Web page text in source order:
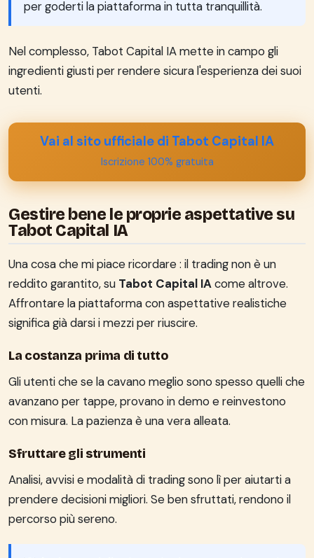
per goderti la piattaforma in tutta tranquillità.
Nel complesso, Tabot Capital IA mette in campo gli
ingredienti giusti per rendere sicura l'esperienza dei suoi
utenti.
Vai al sito ufficiale di Tabot Capital IA
Iscrizione 100% gratuita
Gestire bene le proprie aspettative su
Tabot Capital IA
Una cosa che mi piace ricordare : il trading non è un
reddito garantito, su Tabot Capital IAcome altrove.
Affrontare la piattaforma con aspettative realistiche
significa già darsi i mezzi per riuscire.
La costanza prima di tutto
Gli utenti che se la cavano meglio sono spesso quelli che
avanzano per tappe, provano in demo e reinvestono
con misura. La pazienza è una vera alleata.
Sfruttare gli strumenti
Analisi, avvisi e modalità di trading sono lì per aiutarti a
prendere decisioni migliori. Se ben sfruttati, rendono il
percorso più sereno.